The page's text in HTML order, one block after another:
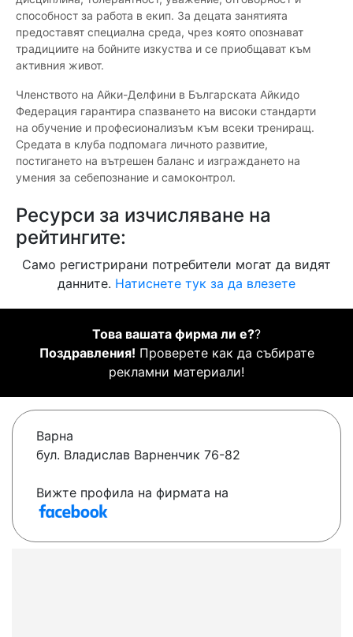
способност за работа в екип. За децата занятията
предоставят специална среда, чрез която опознават
традициите на бойните изкуства и се приобщават към
активния живот.
Членството на Айки-Делфини в Българската Айкидо
Федерация гарантира спазването на високи стандарти
на обучение и професионализъм към всеки трениращ.
Средата в клуба подпомага личното развитие,
постигането на вътрешен баланс и изграждането на
умения за себепознание и самоконтрол.
Ресурси за изчисляване на
рейтингите:
Само регистрирани потребители могат да видят
данните. Натиснете тук за да влезете
Това вашата фирма ли е??
Поздравления! Проверете как да събирате
рекламни материали!
Варна
бул. Владислав Варненчик 76-82
Вижте профила на фирмата на